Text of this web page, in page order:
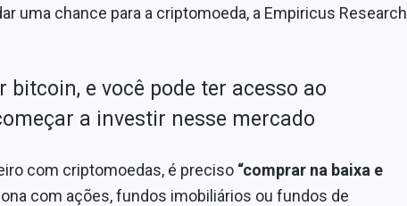
uma chance para a criptomoeda, a Empiricus Research
e você pode ter acesso ao
a investir nesse mercado
com criptomoedas, é preciso “comprar na baixa e
com ações, fundos imobiliários ou fundos de